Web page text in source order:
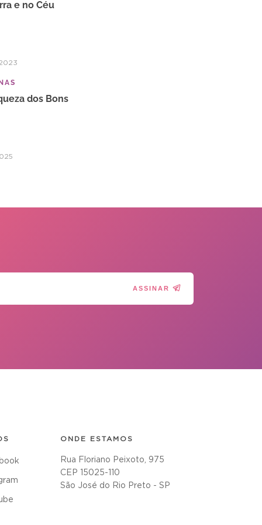
e no Céu
dos Bons
ASSINAR
ONDE ESTAMOS
Rua Floriano Peixoto, 975
CEP 15025-110
São José do Rio Preto - SP